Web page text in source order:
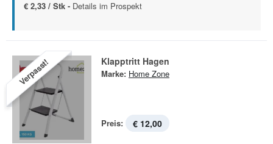
€ 2,33 / Stk - Details im Prospekt
Verpasst! Klapptritt Hagen
Marke: Home Zone
Preis: € 12,00